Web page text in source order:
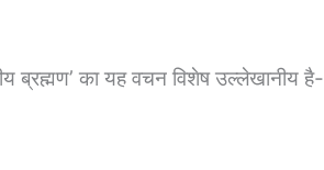
ब्रह्मण’ का यह वचन विशेष उल्लेखानीय है-